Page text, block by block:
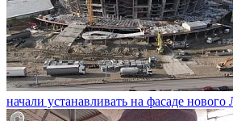
начали устанавливать на фасаде